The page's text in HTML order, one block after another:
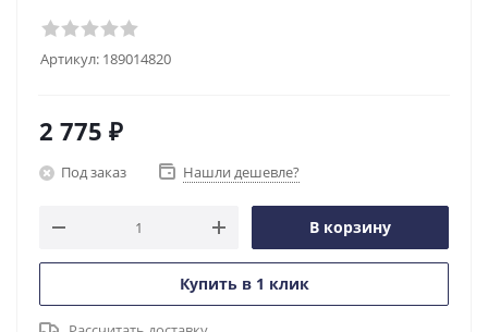
Артикул: 189014820
2 775 ₽
Под заказ Нашли дешевле?
В корзину
Купить в 1 клик